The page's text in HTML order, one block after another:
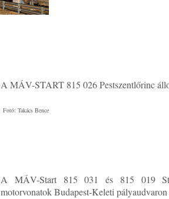
A MÁV-START 815 026 Pestszentlőrinc
Fotó: Takács Bence
A MÁV-Start 815 031 és 815 019
motorvonatok Budapest-Keleti pályaudvaron